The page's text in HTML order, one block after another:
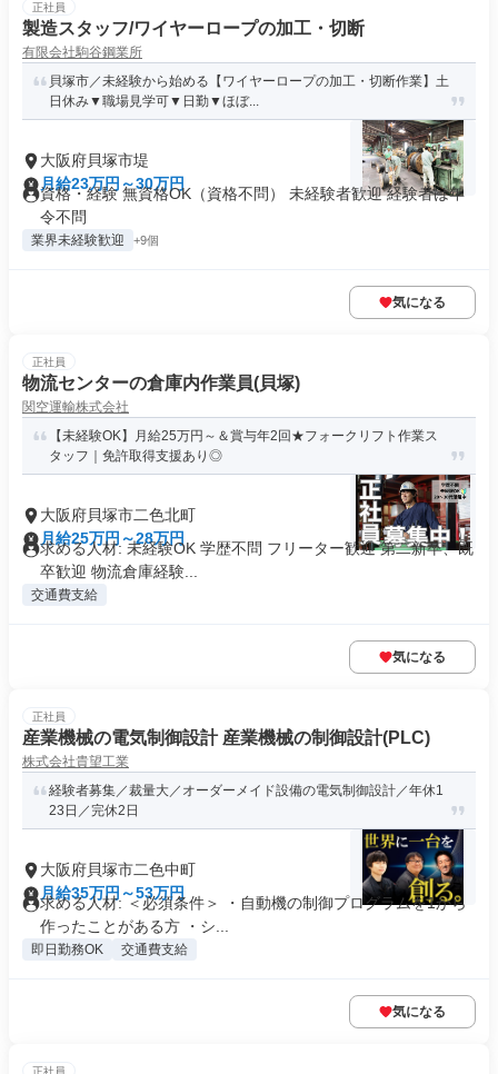
正社員
製造スタッフ/ワイヤーロープの加工・切断
有限会社駒谷鋼業所
貝塚市／未経験から始める【ワイヤーロープの加工・切断作業】土
日休み▼職場見学可▼日勤▼ほぼ...
大阪府貝塚市堤
月給23万円～30万円
資格・経験 無資格OK（資格不問） 未経験者歓迎 経験者は年
令不問
業界未経験歓迎 +9個
気になる
正社員
物流センターの倉庫内作業員(貝塚)
関空運輸株式会社
【未経験OK】月給25万円～＆賞与年2回★フォークリフト作業ス
タッフ｜免許取得支援あり◎
大阪府貝塚市二色北町
月給25万円～28万円
求める人材: 未経験OK 学歴不問 フリーター歓迎 第二新卒、既
卒歓迎 物流倉庫経験...
交通費支給
気になる
正社員
産業機械の電気制御設計 産業機械の制御設計(PLC)
株式会社貴望工業
経験者募集／裁量大／オーダーメイド設備の電気制御設計／年休1
23日／完休2日
大阪府貝塚市二色中町
月給35万円～53万円
求める人材: ＜必須条件＞ ・自動機の制御プログラムを1から
作ったことがある方 ・シ...
即日勤務OK 交通費支給
気になる
正社員